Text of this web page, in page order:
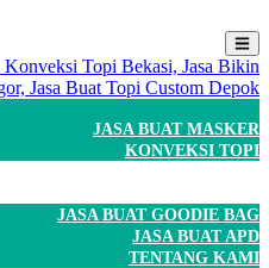
JASA BUAT MASKER
KONVEKSI TOPI
JASA BUAT GOODIE BAG
JASA BUAT APD
TENTANG KAMI